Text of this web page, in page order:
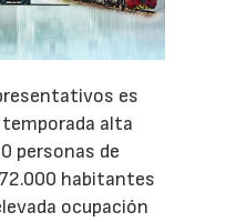
es
alta
personas de
habitantes
ocupación